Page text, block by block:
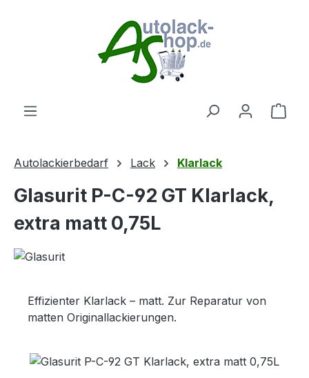
Autolackierbedarf Lack Klarlack
Glasurit P-C-92 GT Klarlack,
extra matt 0,75L
Effizienter Klarlack – matt. Zur Reparatur von
matten Originallackierungen.
Bildergalerie überspringen